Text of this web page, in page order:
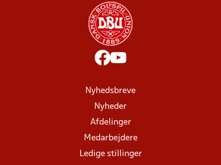
Nyhedsbreve
Nyheder
Afdelinger
Medarbejdere
Ledige stillinger